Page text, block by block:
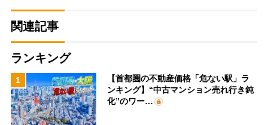
関連記事
ランキング
1
【首都圏の不動産価格「危ない駅」ラ
ンキング】“中古マンション売れ行き鈍
化”のワー…